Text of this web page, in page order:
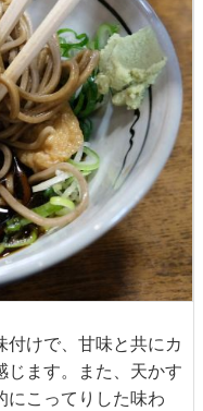
けで、甘味と共にカ
じます。また、天かす
にこってりした味わ